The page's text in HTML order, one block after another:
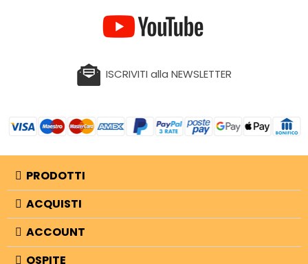
ISCRIVITI alla NEWSLETTER
PRODOTTI
ACQUISTI
ACCOUNT
OSPITE